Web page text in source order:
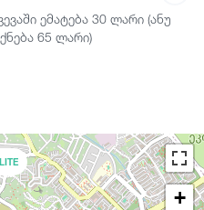
ემატება 30 ლარი (ანუ
65 ლარი)
+